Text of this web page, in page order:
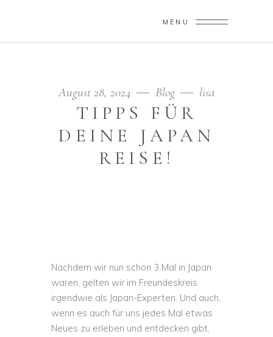
MENU
August 28, 2024 Blog lisa
TIPPS FÜR
DEINE JAPAN
REISE!
Nachdem wir nun schon 3 Mal in Japan
waren, gelten wir im Freundeskreis
irgendwie als Japan-Experten. Und auch,
wenn es auch für uns jedes Mal etwas
Neues zu erleben und entdecken gibt,